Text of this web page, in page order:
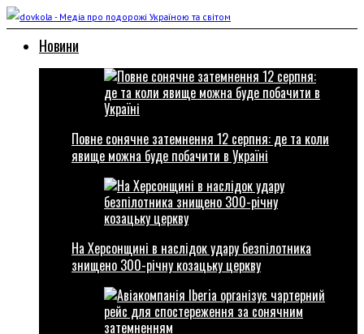
Новини
Повне сонячне затемнення 12 серпня: де та коли
явище можна буде побачити в Україні
На Херсонщині в наслідок удару безпілотника
знищено 300-річну козацьку церкву